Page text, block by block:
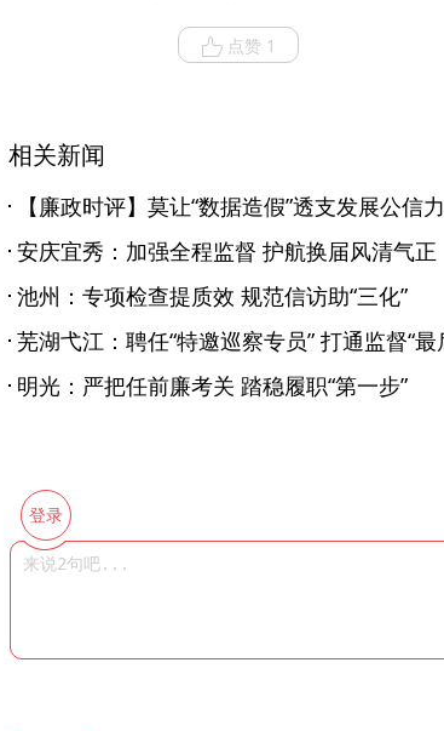
点赞 1
相关新闻
【廉政时评】莫让“数据造假”透支发展公信力
安庆宜秀：加强全程监督 护航换届风清气正
池州：专项检查提质效 规范信访助“三化”
明光：严把任前廉考关 踏稳履职“第一步”
登录